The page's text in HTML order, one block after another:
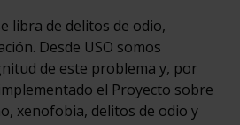
libra de delitos de odio,
Desde USO somos
de este problema y, por
el Proyecto sobre
xenofobia, delitos de odio y